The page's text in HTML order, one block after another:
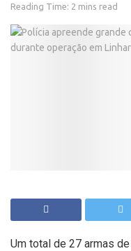
Reading Time: 2 mins read
Um total de 27 armas